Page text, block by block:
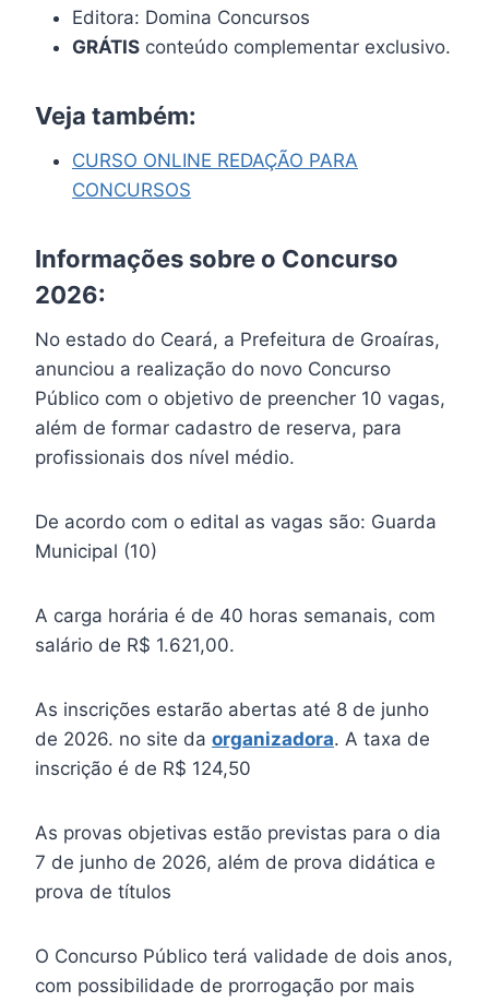
Editora: Domina Concursos
GRÁTIS conteúdo complementar exclusivo.
Veja também:
CURSO ONLINE REDAÇÃO PARA
CONCURSOS
Informações sobre o Concurso
2026:
No estado do Ceará, a Prefeitura de Groaíras,
anunciou a realização do novo Concurso
Público com o objetivo de preencher 10 vagas,
além de formar cadastro de reserva, para
profissionais dos nível médio.
De acordo com o edital as vagas são: Guarda
Municipal (10)
A carga horária é de 40 horas semanais, com
salário de R$ 1.621,00.
As inscrições estarão abertas até 8 de junho
de 2026. no site da organizadora. A taxa de
inscrição é de R$ 124,50
As provas objetivas estão previstas para o dia
7 de junho de 2026, além de prova didática e
prova de títulos
O Concurso Público terá validade de dois anos,
com possibilidade de prorrogação por mais